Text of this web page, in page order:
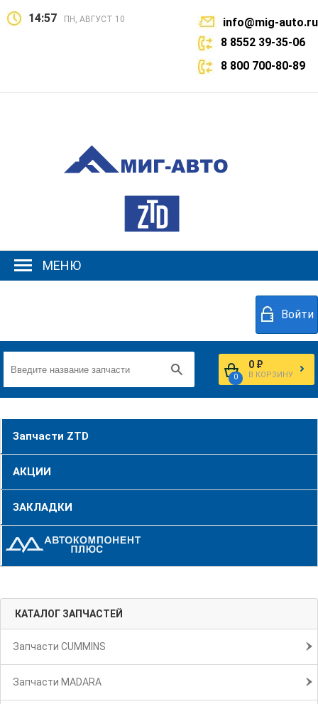
14:57 ПН, АВГУСТ 10
info@mig-auto.ru
8 8552 39-35-06
8 800 700-80-89
МЕНЮ
Войти
0
0 ₽
В КОРЗИНУ
Запчасти ZTD
АКЦИИ
ЗАКЛАДКИ
КАТАЛОГ ЗАПЧАСТЕЙ
Запчасти CUMMINS
Запчасти MADARA